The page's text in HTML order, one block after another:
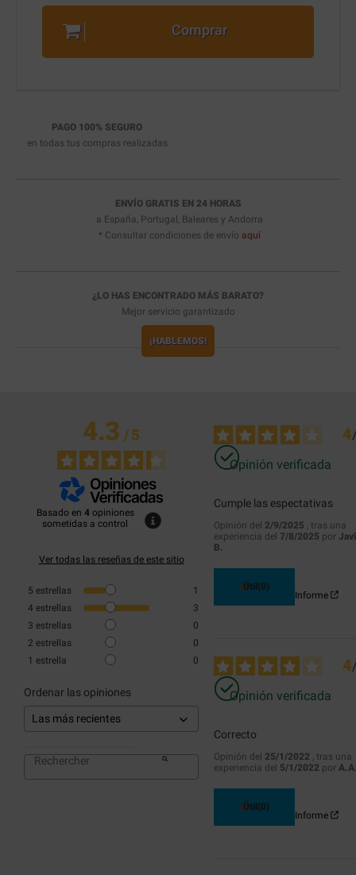
Comprar
PAGO 100% SEGURO
en todas tus compras realizadas
ENVÍO GRATIS EN 24 HORAS
a España, Portugal, Baleares y Andorra
* Consultar condiciones de envío aquí
¿LO HAS ENCONTRADO MÁS BARATO?
Mejor servicio garantizado
¡HABLEMOS!
4.3/5
Basado en 4 opiniones
sometidas a control
Ver todas las reseñas de este sitio
5 estrellas
1
4 estrellas
3
3 estrellas
0
2 estrellas
0
1 estrella 0
Ordenar las opiniones
4
Opinión verificada
Cumple las espectativas
Opinión del 2/9/2025 , tras una
experiencia del 7/8/2025 por
B.
Útil (0)
Informe
4
Opinión verificada
Correcto
Opinión del 25/1/2022 , tras una
experiencia del 5/1/2022 por
Útil (0)
Informe